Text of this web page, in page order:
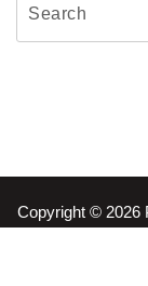
Copyright © 2026